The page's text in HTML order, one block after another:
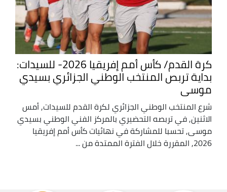
كرة القدم/ كأس أمم إفريقيا 2026- للسيدات:
بداية تربص المنتخب الوطني الجزائري بسيدي
موسى
شرع المنتخب الوطني الجزائري لكرة القدم للسيدات, أمس
الاثنين, في تربصه التحضيري بالمركز الفني الوطني بسيدي
موسى, تحسبا للمشاركة في نهائيات كأس أمم إفريقيا
2026, المقررة خلال الفترة الممتدة من ...